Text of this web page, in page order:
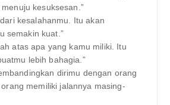
kesuksesan.”
kesalahanmu. Itu akan
semakin kuat.”
atas apa yang kamu miliki. Itu
lebih bahagia.”
dirimu dengan orang
memiliki jalannya masing-